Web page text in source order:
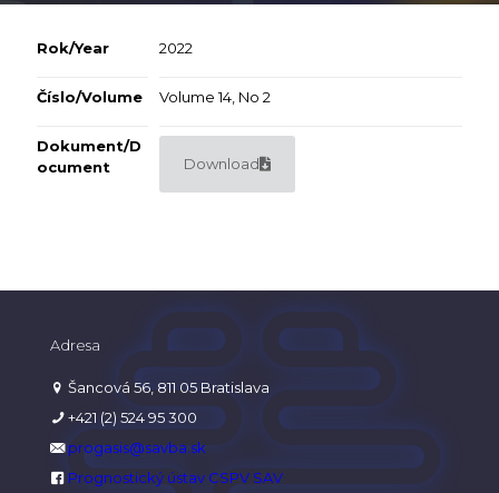
Rok/Year 2022
Číslo/Volume Volume 14, No 2
Dokument/D
ocument
Download
Adresa
Šancová 56, 811 05 Bratislava
+421 (2) 524 95 300
progasis@savba.sk
Prognostický ústav CSPV SAV